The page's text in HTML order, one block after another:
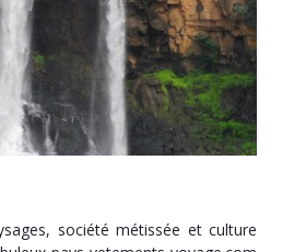
société métissée et culture